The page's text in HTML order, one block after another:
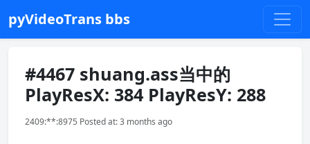
pyVideoTrans bbs
#4467 shuang.ass当中的
PlayResX: 384 PlayResY: 288
2409:**:8975 Posted at: 3 months ago